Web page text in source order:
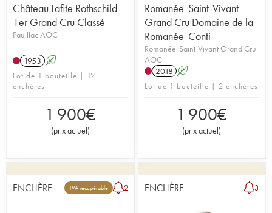
Château Lafite Rothschild
1er Grand Cru Classé
Pauillac AOC
1953 A
Lot de 1 bouteille | 12
enchères
1 900€
(prix actuel)
Romanée-Saint-Vivant
Grand Cru Domaine de la
Romanée-Conti
Romanée-Saint-Vivant Grand Cru
AOC
2018 A
Lot de 1 bouteille | 2 enchères
1 900€
(prix actuel)
ENCHÈRE TVA récupérable 2 ENCHÈRE 3